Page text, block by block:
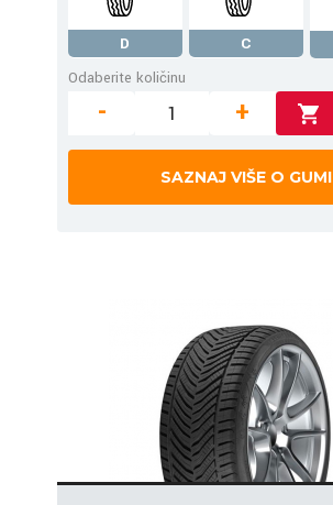
D C
Odaberite količinu
- +
SAZNAJ VIŠE O GUMI